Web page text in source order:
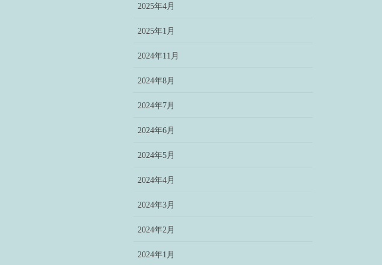
2025年4月
2025年1月
2024年11月
2024年8月
2024年7月
2024年6月
2024年5月
2024年4月
2024年3月
2024年2月
2024年1月